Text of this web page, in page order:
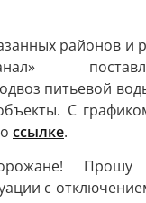
районов и
питьевой
С
ссылке.
с